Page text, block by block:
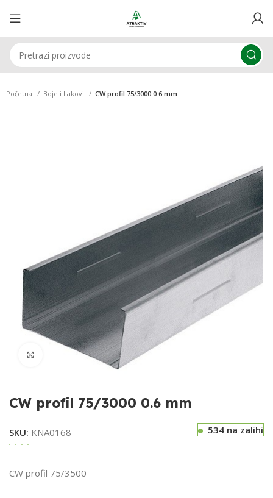
Početna Boje i Lakovi CW profil 75/3000 0.6 mm
Klikni za uvećavanje
CW profil 75/3000 0.6 mm
SKU: KNA0168 534 na zalihi
CW profil 75/3500